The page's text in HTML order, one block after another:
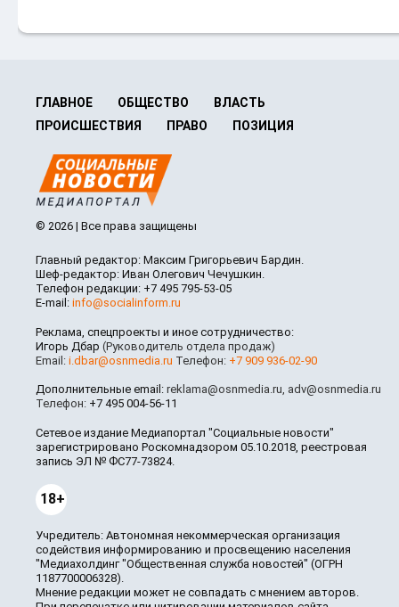
ГЛАВНОЕ ОБЩЕСТВО
ВЛАСТЬ
ПРОИСШЕСТВИЯ
ПРАВО ПОЗИЦИЯ
© 2026 | Все права защищены
Главный редактор: Максим Григорьевич Бардин.
Шеф-редактор: Иван Олегович Чечушкин.
Телефон редакции: +7 495 795-53-05
E-mail: info@socialinform.ru
Реклама, спецпроекты и иное сотрудничество:
Игорь Дбар (Руководитель отдела продаж)
Email: i.dbar@osnmedia.ru Телефон: +7 909 936-02-90
Дополнительные email: reklama@osnmedia.ru, adv@osnmedia.ru
Телефон: +7 495 004-56-11
Сетевое издание Медиапортал "Социальные новости"
зарегистрировано Роскомнадзором 05.10.2018, реестровая
запись ЭЛ № ФС77-73824.
18+
Учредитель: Автономная некоммерческая организация
содействия информированию и просвещению населения
"Медиахолдинг "Общественная служба новостей" (ОГРН
1187700006328).
Мнение редакции может не совпадать с мнением авторов.